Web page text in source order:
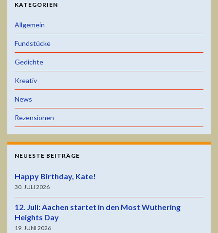
KATEGORIEN
Allgemein
Fundstücke
Gedichte
Kreativ
News
Rezensionen
NEUESTE BEITRÄGE
Happy Birthday, Kate!
30. JULI 2026
12. Juli: Aachen startet in den Most Wuthering
Heights Day
19. JUNI 2026